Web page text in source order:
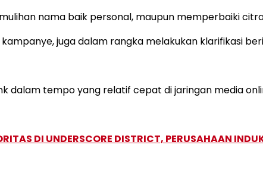
nama baik personal, maupun memperbaiki
juga dalam rangka melakukan klarifikasi
dalam tempo yang relatif cepat di jaringan media
DI UNDERSCORE DISTRICT, PERUSAHAAN